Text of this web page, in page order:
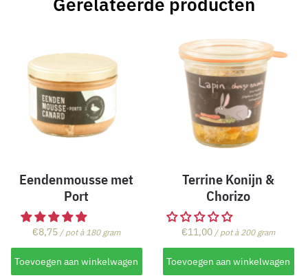
Eendenmousse met
Port
€8,75 / pot à 180 gram
Toevoegen aan winkelwagen
Terrine Konijn &
Chorizo
€11,00 / pot à 200 gram
Toevoegen aan winkelwagen